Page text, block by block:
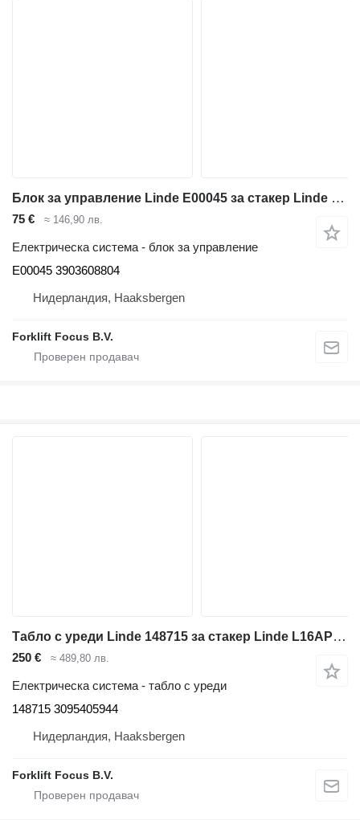
Блок за управление Linde E00045 за стакер Linde L12/16R, Series 139/140/144/149/372
75 € ≈ 146,90 лв.
Електрическа система - блок за управление
E00045 3903608804
Нидерландия, Haaksbergen
Forklift Focus B.V.
Табло с уреди Linde 148715 за стакер Linde L16APi Series 372
250 € ≈ 489,80 лв.
Електрическа система - табло с уреди
148715 3095405944
Нидерландия, Haaksbergen
Forklift Focus B.V.